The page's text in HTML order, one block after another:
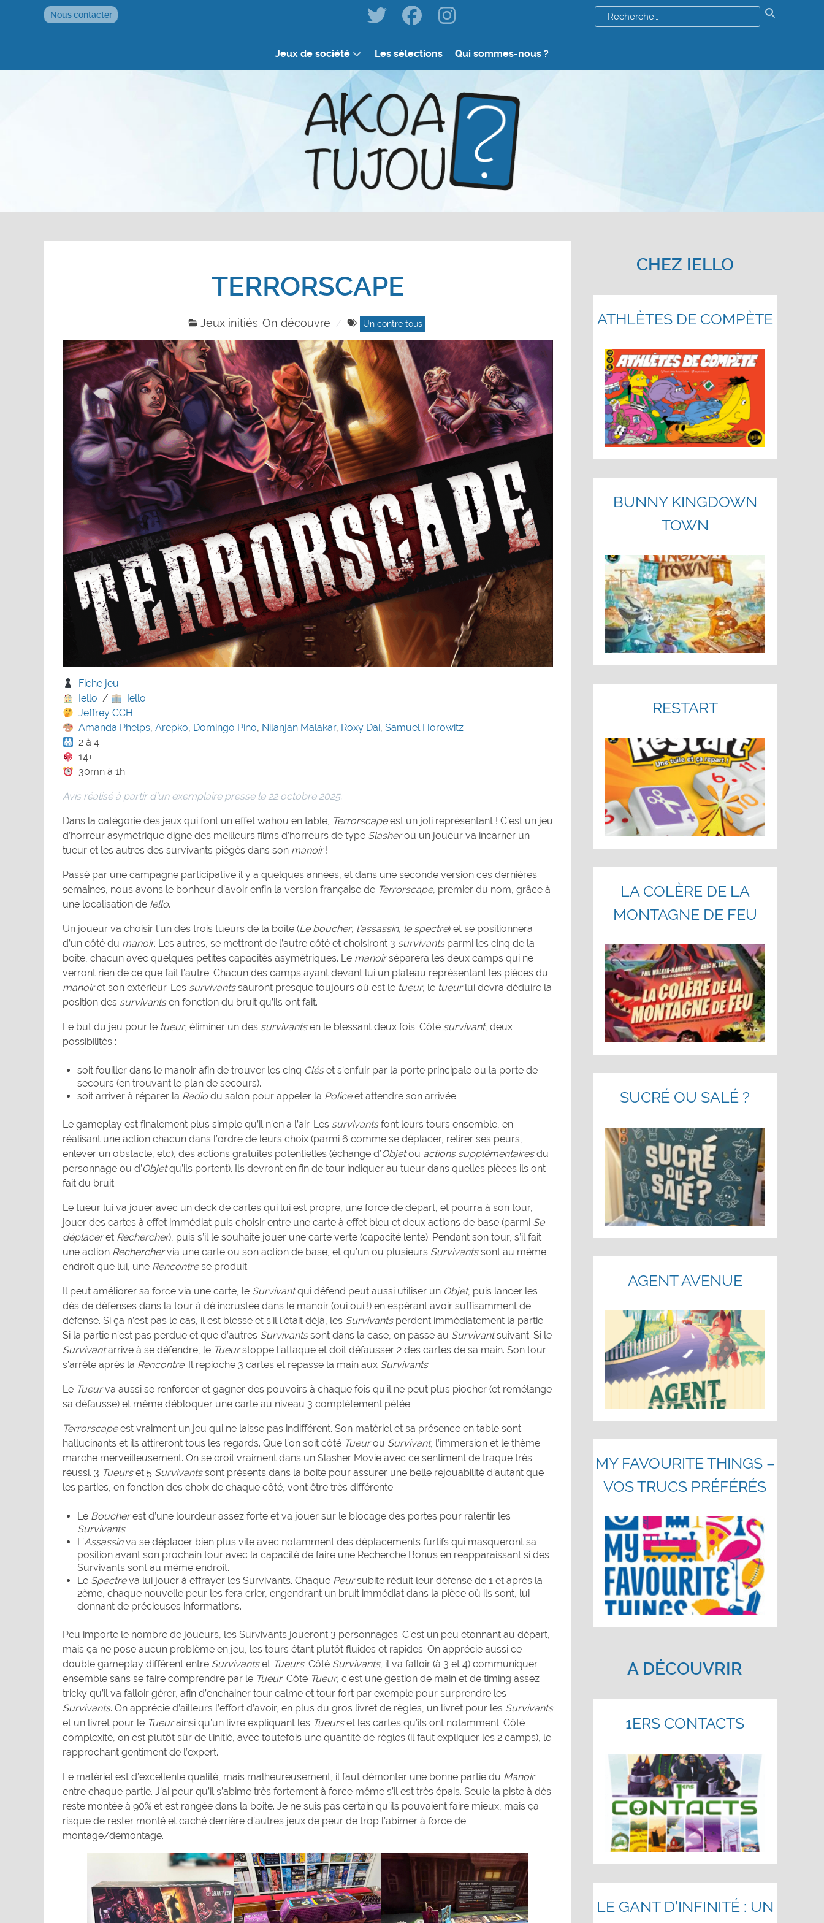
Nous contacter
recherche
Jeux de société Les sélections Qui sommes-nous ?
TERRORSCAPE
Jeux initiés On découvre Un contre tous
Fiche jeu
Iello /
Iello
Jeffrey CCH
Amanda Phelps,Arepko, Domingo Pino, Nilanjan Malakar, Roxy Dai,Samuel Horowitz
2 à 4
14+
30mn à 1h
Avis réalisé à partir d’un exemplaire presse le 22 octobre 2025.
Dans la catégorie des jeux qui font un effet wahou en table, Terrorscapeest un joli représentant ! C’est un jeu
d’horreur asymétrique digne des meilleurs films d’horreurs de type Slasheroù un joueur va incarner un
tueur et les autres des survivants piégés dans son manoir!
Passé par une campagne participative il y a quelques années, et dans une seconde version ces dernières
semaines, nous avons le bonheur d’avoir enfin la version française de Terrorscape, premier du nom, grâce à
une localisation de Iello.
Un joueur va choisir l’un des trois tueurs de la boite (Le boucher, l’assassin, le spectre) et se positionnera
d’un côté du manoir. Les autres, se mettront de l’autre côté et choisiront 3 survivantsparmi les cinq de la
boite, chacun avec quelques petites capacités asymétriques. Le manoirséparera les deux camps qui ne
verront rien de ce que fait l’autre. Chacun des camps ayant devant lui un plateau représentant les pièces du
manoiret son extérieur. Les survivantssauront presque toujours où est le tueur, le tueurlui devra déduire la
position des survivantsen fonction du bruit qu’ils ont fait.
Le but du jeu pour le tueur, éliminer un des survivantsen le blessant deux fois. Côté survivant, deux
possibilités :
soit fouiller dans le manoir afin de trouver les cinq Cléset s’enfuir par la porte principale ou la porte de
secours (en trouvant le plan de secours).
soit arriver à réparer la Radio du salon pour appeler la Policeet attendre son arrivée.
Le gameplay est finalement plus simple qu’il n’en a l’air. Les survivantsfont leurs tours ensemble, en
réalisant une action chacun dans l’ordre de leurs choix (parmi 6 comme se déplacer, retirer ses peurs,
enlever un obstacle, etc), des actions gratuites potentielles (échange d’Objetou actions supplémentairesdu
personnage ou d’Objetqu’ils portent). Ils devront en fin de tour indiquer au tueur dans quelles pièces ils ont
fait du bruit.
Le tueur lui va jouer avec un deck de cartes qui lui est propre, une force de départ, et pourra à son tour,
jouer des cartes à effet immédiat puis choisir entre une carte à effet bleu et deux actions de base (parmi Se
déplaceret Rechercher), puis s’il le souhaite jouer une carte verte (capacité lente). Pendant son tour, s’il fait
une action Recherchervia une carte ou son action de base, et qu’un ou plusieurs Survivantssont au même
endroit que lui, une Rencontrese produit.
Il peut améliorer sa force via une carte, le Survivantqui défend peut aussi utiliser un Objet, puis lancer les
dés de défenses dans la tour à dé incrustée dans le manoir (oui oui !) en espérant avoir suffisamment de
défense. Si ça n’est pas le cas, il est blessé et s’il l’était déjà, les Survivantsperdent immédiatement la partie.
Si la partie n’est pas perdue et que d’autres Survivantssont dans la case, on passe au Survivantsuivant. Si le
Survivantarrive à se défendre, le Tueurstoppe l’attaque et doit défausser 2 des cartes de sa main. Son tour
s’arrête après la Rencontre. Il repioche 3 cartes et repasse la main aux Survivants.
Le Tueurva aussi se renforcer et gagner des pouvoirs à chaque fois qu’il ne peut plus piocher (et remélange
sa défausse) et même débloquer une carte au niveau 3 complétement pétée.
Terrorscapeest vraiment un jeu qui ne laisse pas indifférent. Son matériel et sa présence en table sont
hallucinants et ils attireront tous les regards. Que l’on soit côté Tueurou Survivant, l’immersion et le thème
marche merveilleusement. On se croit vraiment dans un Slasher Movie avec ce sentiment de traque très
réussi. 3 Tueurset 5 Survivantssont présents dans la boite pour assurer une belle rejouabilité d’autant que
les parties, en fonction des choix de chaque côté, vont être très différente.
Le Boucherest d’une lourdeur assez forte et va jouer sur le blocage des portes pour ralentir les
Survivants.
L’Assassinva se déplacer bien plus vite avec notamment des déplacements furtifs qui masqueront sa
position avant son prochain tour avec la capacité de faire une Recherche Bonus en réapparaissant si des
Survivants sont au même endroit.
Le Spectreva lui jouer à effrayer les Survivants. Chaque Peursubite réduit leur défense de 1 et après la
2ème, chaque nouvelle peur les fera crier, engendrant un bruit immédiat dans la pièce où ils sont, lui
donnant de précieuses informations.
Peu importe le nombre de joueurs, les Survivants joueront 3 personnages. C’est un peu étonnant au départ,
mais ça ne pose aucun problème en jeu, les tours étant plutôt fluides et rapides. On apprécie aussi ce
double gameplay différent entre Survivantset Tueurs. Côté Survivants, il va falloir (à 3 et 4) communiquer
ensemble sans se faire comprendre par le Tueur. Côté Tueur, c’est une gestion de main et de timing assez
tricky qu’il va falloir gérer, afin d’enchainer tour calme et tour fort par exemple pour surprendre les
Survivants. On apprécie d’ailleurs l’effort d’avoir, en plus du gros livret de règles, un livret pour les Survivants
et un livret pour le Tueurainsi qu’un livre expliquant les Tueurset les cartes qu’ils ont notamment. Côté
complexité, on est plutôt sûr de l’initié, avec toutefois une quantité de règles (il faut expliquer les 2 camps), le
rapprochant gentiment de l’expert.
Le matériel est d’excellente qualité, mais malheureusement, il faut démonter une bonne partie du Manoir
entre chaque partie. J’ai peur qu’il s’abime très fortement à force même s’il est très épais. Seule la piste à dés
reste montée à 90% et est rangée dans la boite. Je ne suis pas certain qu’ils pouvaient faire mieux, mais ça
risque de rester monté et caché derrière d’autres jeux de peur de trop l’abimer à force de
montage/démontage.
CHEZ IELLO
ATHLÈTES DE COMPÈTE
BUNNY KINGDOWN
TOWN
RESTART
LA COLÈRE DE LA
MONTAGNE DE FEU
SUCRÉ OU SALÉ ?
AGENT AVENUE
MY FAVOURITE THINGS –
VOS TRUCS PRÉFÉRÉS
A DÉCOUVRIR
1ERS CONTACTS
LE GANT D’INFINITÉ : UN